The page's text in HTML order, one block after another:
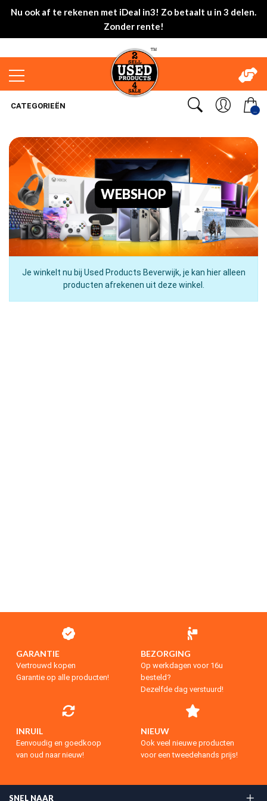
Nu ook af te rekenen met iDeal in3! Zo betaalt u in 3 delen.
Zonder rente!
..
CATEGORIEËN
WEBSHOP
Je winkelt nu bij Used Products Beverwijk, je kan hier alleen
producten afrekenen uit deze winkel.
GARANTIE
Vertrouwd kopen
Garantie op alle producten!
BEZORGING
Op werkdagen voor 16u
besteld?
Dezelfde dag verstuurd!
INRUIL
Eenvoudig en goedkoop
van oud naar nieuw!
NIEUW
Ook veel nieuwe producten
voor een tweedehands prijs!
SNEL NAAR